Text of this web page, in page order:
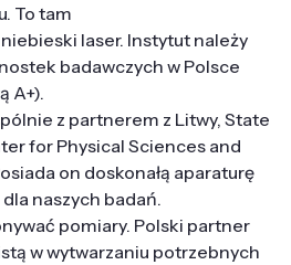
To tam
laser. Instytut należy
badawczych w Polsce
A+).
z partnerem z Litwy, State
for Physical Sciences and
on doskonałą aparaturę
naszych badań.
pomiary. Polski partner
w wytwarzaniu potrzebnych